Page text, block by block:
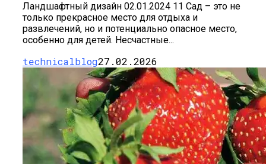
Ландшафтный дизайн 02.01.2024 11 Сад – это не
только прекрасное место для отдыха и
развлечений, но и потенциально опасное место,
особенно для детей. Несчастные...
technicalblog27.02.2026